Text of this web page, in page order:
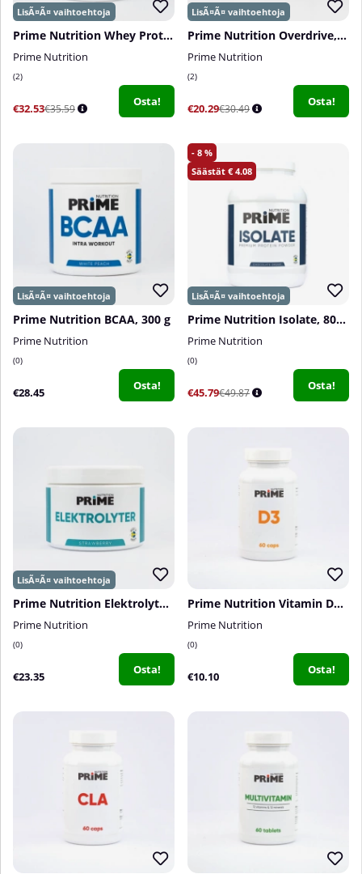
Prime Nutrition Whey Protein, 800 g
Prime Nutrition
2
€32.53€35.59
Osta!
Prime Nutrition Overdrive, 300 g
Prime Nutrition
2
€20.29€30.49
Osta!
Prime Nutrition BCAA, 300 g
Prime Nutrition
0
€28.45 Osta!
8
4.08
Prime Nutrition Isolate, 800 g
Prime Nutrition
0
€45.79€49.87
Osta!
Prime Nutrition Elektrolyter, 250 g
Prime Nutrition
0
€23.35 Osta!
Prime Nutrition Vitamin D3, 60 caps
Prime Nutrition
0
€10.10 Osta!